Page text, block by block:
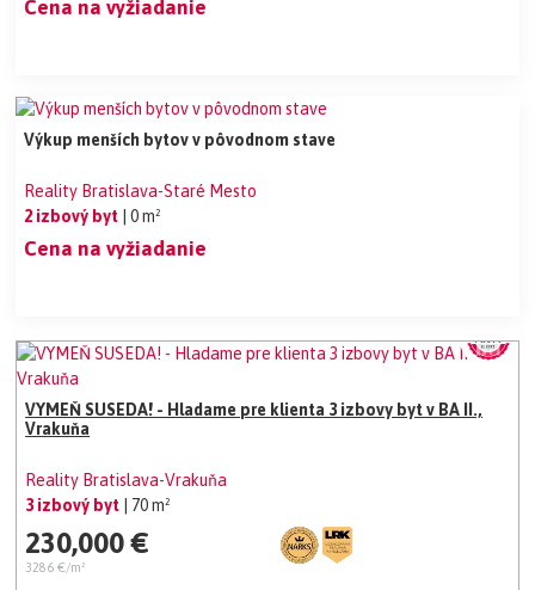
Cena na vyžiadanie
Výkup menších bytov v pôvodnom stave
Reality Bratislava-Staré Mesto
2 izbový byt
| 0 m²
Cena na vyžiadanie
VYMEŇ SUSEDA! - Hladame pre klienta 3 izbovy byt v BA II.,
Vrakuňa
Reality Bratislava-Vrakuňa
3 izbový byt
| 70 m²
230,000 €
3286 €/m²